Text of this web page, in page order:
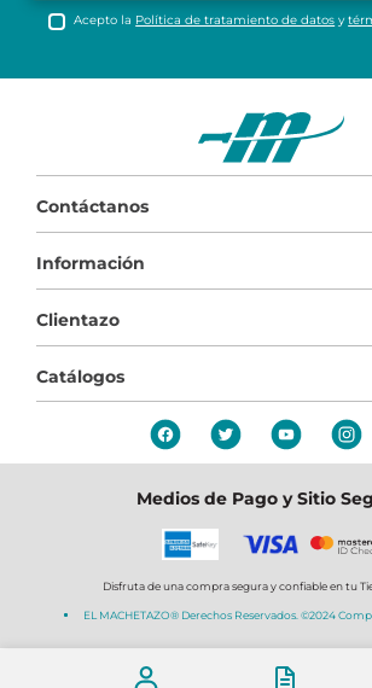
Acepto la Política de tratamiento de datos y
Contáctanos
Información
Clientazo
Catálogos
Medios de Pago y Sitio
Disfruta de una compra segura y confiable en tu
EL MACHETAZO® Derechos Reservados. ©2024